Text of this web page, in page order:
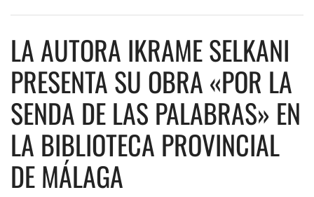
LA AUTORA IKRAME SELKANI
PRESENTA SU OBRA «POR LA
SENDA DE LAS PALABRAS» EN
LA BIBLIOTECA PROVINCIAL
DE MÁLAGA